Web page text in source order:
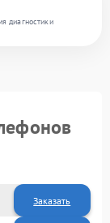
диагностики
Заказать